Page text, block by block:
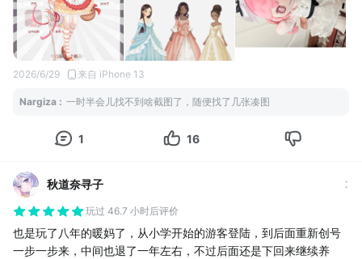
2026/6/29 来自 iPhone 13
Nargiza : 一时半会儿找不到啥截图了，随便找了几张凑图
1 16
秋道奈寻子
玩过 46.7 小时后评价
也是玩了八年的暖妈了，从小学开始的游客登陆，到后面重新创号
一步一步来，中间也退了一年左右，不过后面还是下回来继续养